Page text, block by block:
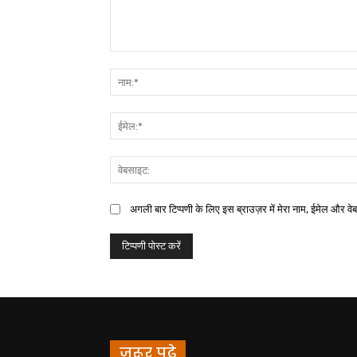
अगली बार टिप्पणी के लिए इस ब्राउज़र में मेरा नाम, ईमेल और
जरूर पढ़े